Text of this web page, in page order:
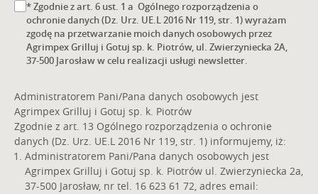
* Zgodnie z art. 6 ust. 1 a Ogólnego rozporządzenia o
ochronie danych (Dz. Urz. UE.L 2016 Nr 119, str. 1) wyrażam
zgodę na przetwarzanie moich danych osobowych przez
Agrimpex Grilluj i Gotuj sp. k. Piotrów, ul. Zwierzyniecka 2A,
37-500 Jarosław w celu realizacji usługi newsletter.
Administratorem Pani/Pana danych osobowych jest
Agrimpex Grilluj i Gotuj sp. k. Piotrów
Zgodnie z art. 13 Ogólnego rozporządzenia o ochronie
danych (Dz. Urz. UE.L 2016 Nr 119, str. 1) informujemy, iż:
Administratorem Pani/Pana danych osobowych jest
Agrimpex Grilluj i Gotuj sp. k. Piotrów ul. Zwierzyniecka 2a,
37-500 Jarosław, nr tel. 16 623 61 72, adres email: